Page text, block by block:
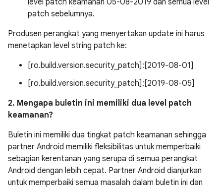
level patch keamanan 05-08-2019 dan semua level
patch sebelumnya.
Produsen perangkat yang menyertakan update ini harus
menetapkan level string patch ke:
[ro.build.version.security_patch]:[2019-08-01]
[ro.build.version.security_patch]:[2019-08-05]
2. Mengapa buletin ini memiliki dua level patch
keamanan?
Buletin ini memiliki dua tingkat patch keamanan sehingga
partner Android memiliki fleksibilitas untuk memperbaiki
sebagian kerentanan yang serupa di semua perangkat
Android dengan lebih cepat. Partner Android dianjurkan
untuk memperbaiki semua masalah dalam buletin ini dan